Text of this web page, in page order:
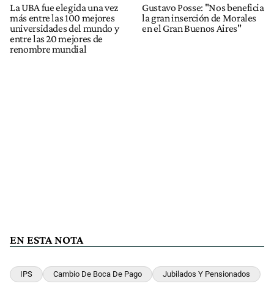
La UBA fue elegida una vez
más entre las 100 mejores
universidades del mundo y
entre las 20 mejores de
renombre mundial
Gustavo Posse: "Nos beneficia
la gran inserción de Morales
en el Gran Buenos Aires"
EN ESTA NOTA
IPS Cambio De Boca De Pago Jubilados Y Pensionados